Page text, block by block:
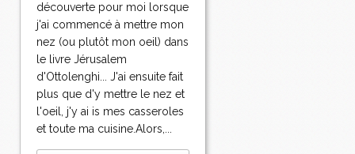
découverte pour moi lorsque
j'ai commencé à mettre mon
nez (ou plutôt mon oeil) dans
le livre Jérusalem
d'Ottolenghi... J'ai ensuite fait
plus que d'y mettre le nez et
l'oeil, j'y ai is mes casseroles
et toute ma cuisine.Alors,...